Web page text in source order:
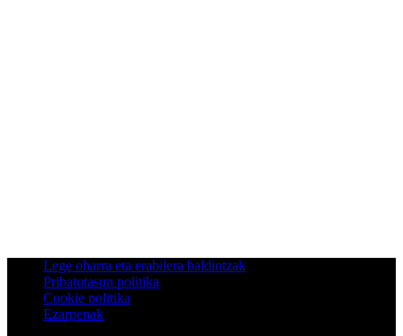
Lege oharra eta erabilera baldintzak
Pribatutasun politika
Cookie politika
Ezarpenak